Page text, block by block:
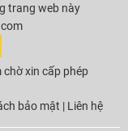
trang web này
xin cấp phép
bảo mật | Liên hệ